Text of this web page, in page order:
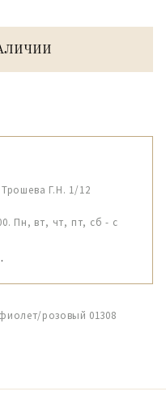
Г.Н. 1/12
Пн, вт, чт, пт, сб - с
розовый 01308